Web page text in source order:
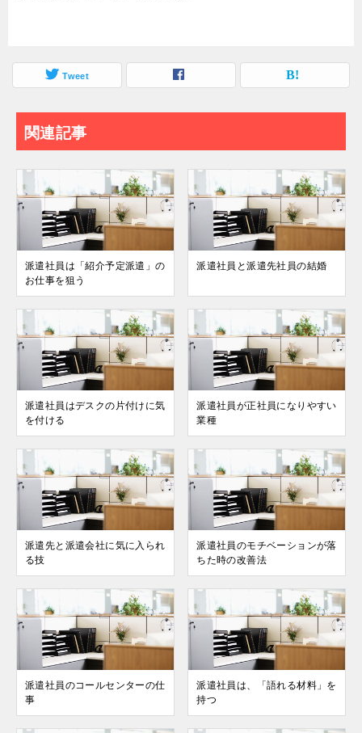
Tweet
関連記事
派遣社員は「紹介予定派遣」の
お仕事を狙う
派遣社員と派遣先社員の結婚
派遣社員はデスクの片付けに気
を付ける
派遣社員が正社員になりやすい
業種
派遣先と派遣会社に気に入られ
る技
派遣社員のモチベーションが落
ちた時の改善法
派遣社員のコールセンターの仕
事
派遣社員は、「語れる材料」を
持つ